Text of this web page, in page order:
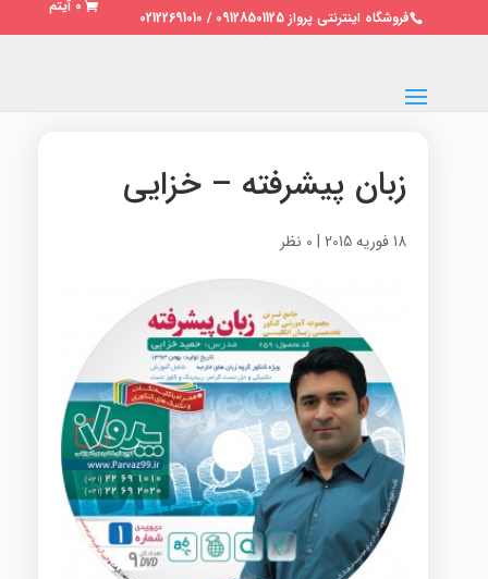
فروشگاه اینترنتی پرواز 09128501125 / 02122691010
0 آیتم
زبان پیشرفته – خزایی
18 فوریه 2015 | 0 نظر